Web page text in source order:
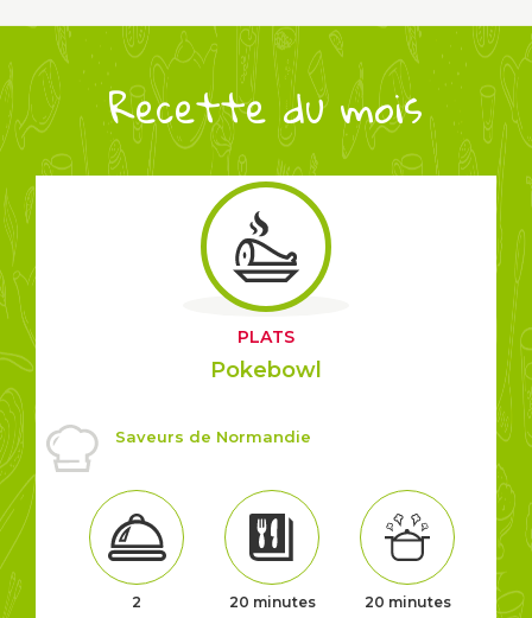
Recette du mois
PLATS
Pokebowl
Saveurs de Normandie
2 20 minutes 20 minutes